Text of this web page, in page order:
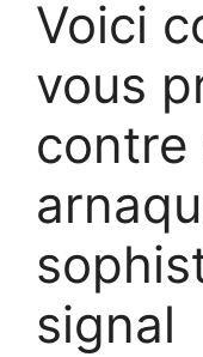
Voici
vous
signal